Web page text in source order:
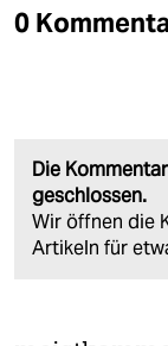
0
Die
geschlossen.
Wir öffnen die
Artikeln für